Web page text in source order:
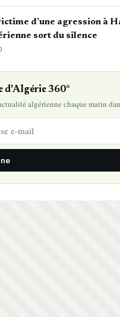
d’une agression à
sort du silence
d'Algérie 360°
algérienne chaque matin